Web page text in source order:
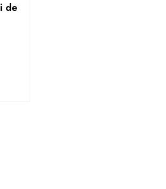
de